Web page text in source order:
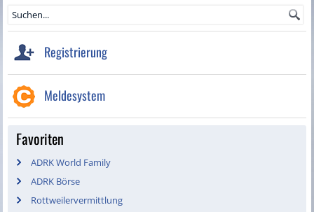
Registrierung
Meldesystem
Favoriten
ADRK World Family
ADRK Börse
Rottweilervermittlung